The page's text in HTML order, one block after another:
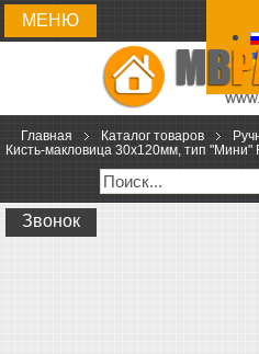
МЕНЮ
Главная Каталог товаров
Кисть-макловица 30х120мм, тип "Мини"
Звонок